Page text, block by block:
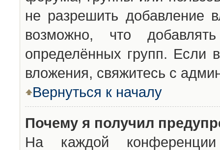
не разрешить добавление
возможно, что
определённых групп. Если
вложения, свяжитесь с
Вернуться к началу
Почему я получил
На каждой конференции